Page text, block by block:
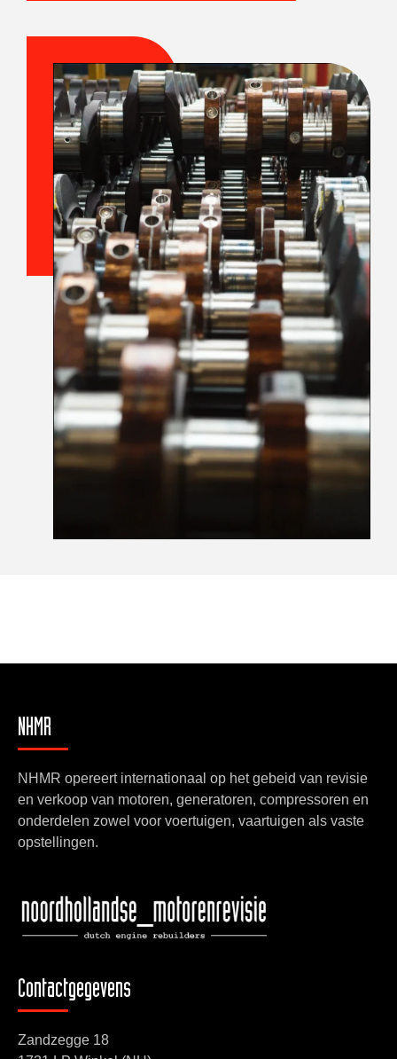
NHMR
NHMR opereert internationaal op het gebeid van revisie
en verkoop van motoren, generatoren, compressoren en
onderdelen zowel voor voertuigen, vaartuigen als vaste
opstellingen.
Contactgegevens
Zandzegge 18